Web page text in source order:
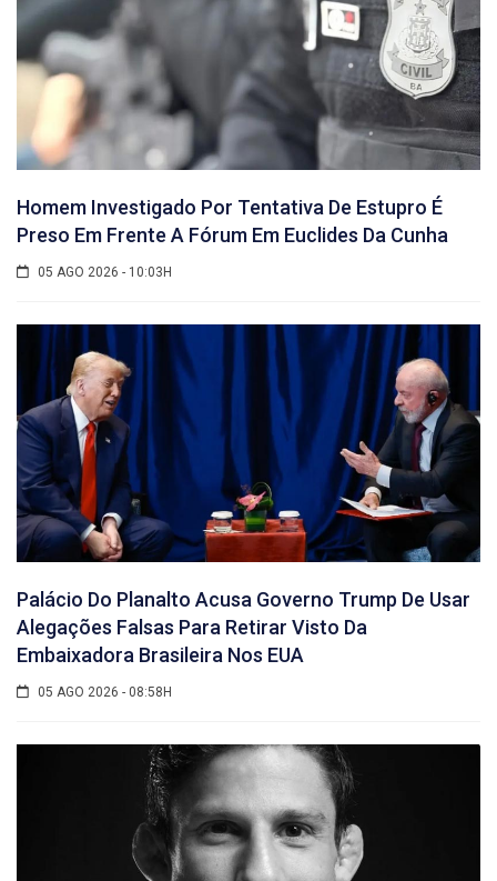
Homem Investigado Por Tentativa De Estupro É
Preso Em Frente A Fórum Em Euclides Da Cunha
05 AGO 2026 - 10:03H
Palácio Do Planalto Acusa Governo Trump De Usar
Alegações Falsas Para Retirar Visto Da
Embaixadora Brasileira Nos EUA
05 AGO 2026 - 08:58H